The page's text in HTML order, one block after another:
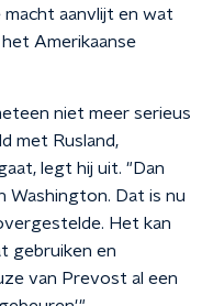
aanvlijt en wat
Amerikaanse
niet meer serieus
met Rusland,
legt hij uit. "Dan
Washington. Dat is nu
Het kan
gebruiken en
van Prevost al een